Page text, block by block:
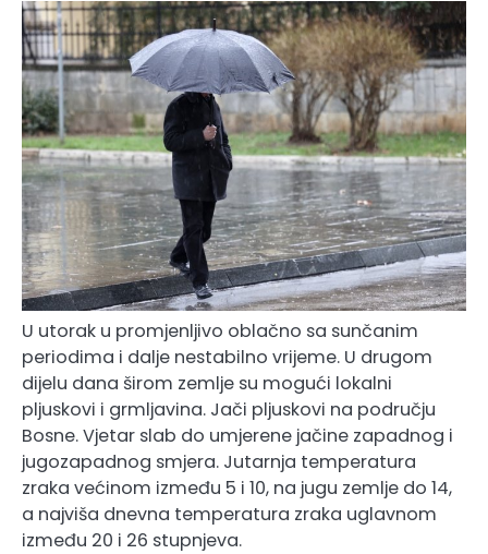
U utorak u promjenljivo oblačno sa sunčanim
periodima i dalje nestabilno vrijeme. U drugom
dijelu dana širom zemlje su mogući lokalni
pljuskovi i grmljavina. Jači pljuskovi na području
Bosne. Vjetar slab do umjerene jačine zapadnog i
jugozapadnog smjera. Jutarnja temperatura
zraka većinom između 5 i 10, na jugu zemlje do 14,
a najviša dnevna temperatura zraka uglavnom
između 20 i 26 stupnjeva.